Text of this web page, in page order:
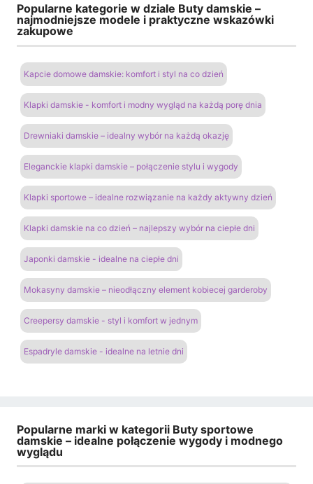
Popularne kategorie w dziale Buty damskie –
najmodniejsze modele i praktyczne wskazówki
zakupowe
Kapcie domowe damskie: komfort i styl na co dzień
Klapki damskie - komfort i modny wygląd na każdą porę dnia
Drewniaki damskie – idealny wybór na każdą okazję
Eleganckie klapki damskie – połączenie stylu i wygody
Klapki sportowe – idealne rozwiązanie na każdy aktywny dzień
Klapki damskie na co dzień – najlepszy wybór na ciepłe dni
Japonki damskie - idealne na ciepłe dni
Mokasyny damskie – nieodłączny element kobiecej garderoby
Creepersy damskie - styl i komfort w jednym
Espadryle damskie - idealne na letnie dni
Popularne marki w kategorii Buty sportowe
damskie – idealne połączenie wygody i modnego
wyglądu